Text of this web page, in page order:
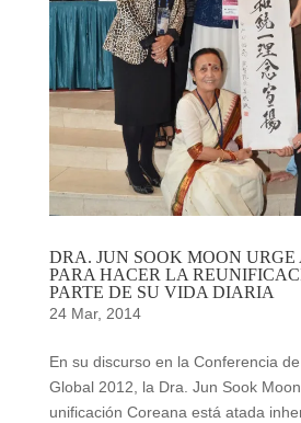
DRA. JUN SOOK MOON URGE
PARA HACER LA
PARTE DE SU VIDA DIARIA
24 Mar, 2014
En su discurso en la Conferencia
Global 2012, la Dra. Jun Sook
unificación Coreana está atada